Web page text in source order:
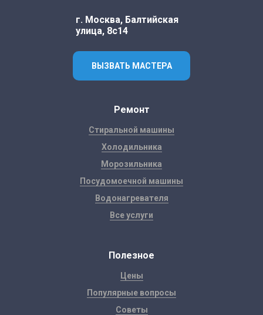
г. Москва, Балтийская
улица, 8с14
ВЫЗВАТЬ МАСТЕРА
Ремонт
Стиральной машины
Холодильника
Морозильника
Посудомоечной машины
Водонагревателя
Все услуги
Полезное
Цены
Популярные вопросы
Советы